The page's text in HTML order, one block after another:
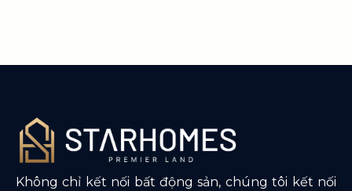
Không chỉ kết nối bất động sản, chúng tôi kết nối